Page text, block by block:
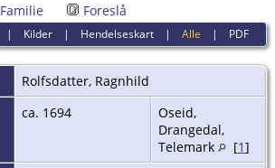
Familie Foreslå
| Kilder | Hendelseskart |Alle | PDF
Rolfsdatter, Ragnhild
ca. 1694
Oseid,
Drangedal,
Telemark
[1]